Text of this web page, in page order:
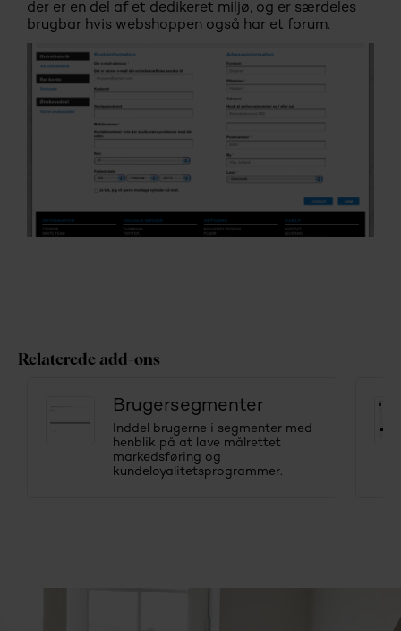
der er en del af et dedikeret miljø, og er særdeles
brugbar hvis webshoppen også har et forum.
Relaterede add-ons
Brugersegmenter
Inddel brugerne i segmenter med
henblik på at lave målrettet
markedsføring og
kundeloyalitetsprogrammer.